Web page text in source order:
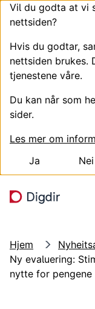
Vil du godta at vi
nettsiden?
Hvis du godtar,
nettsiden brukes.
tjenestene våre.
Du kan når som
sider.
Les mer om
Ja
Nei
Hjem
Ny evaluering:
nytte for pengene